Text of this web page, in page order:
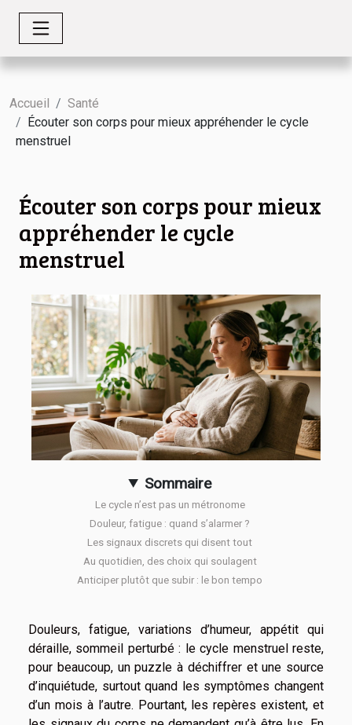
Accueil
Santé
Écouter son corps pour mieux appréhender le cycle
menstruel
Écouter son corps pour mieux
appréhender le cycle
menstruel
Sommaire
Le cycle n’est pas un métronome
Douleur, fatigue : quand s’alarmer ?
Les signaux discrets qui disent tout
Au quotidien, des choix qui soulagent
Anticiper plutôt que subir : le bon tempo
Douleurs, fatigue, variations d’humeur, appétit qui
déraille, sommeil perturbé : le cycle menstruel reste,
pour beaucoup, un puzzle à déchiffrer et une source
d’inquiétude, surtout quand les symptômes changent
d’un mois à l’autre. Pourtant, les repères existent, et